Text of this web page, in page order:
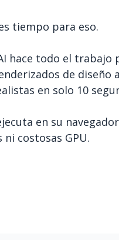
tiempo para eso.
hace todo el trabajo
de
en solo 10
en su
ni costosas GPU.